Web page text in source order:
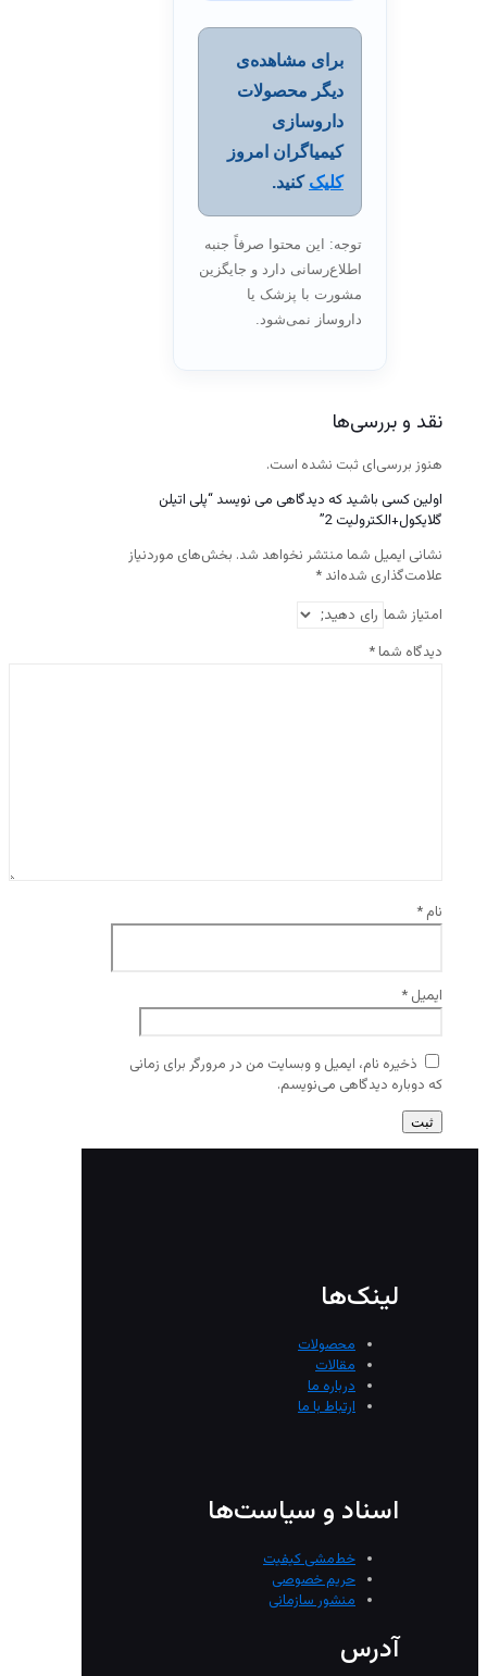
برای مشاهده‌ی
دیگر محصولات
داروسازی
کیمیاگران امروز
کلیک کنید.
توجه: این محتوا صرفاً جنبه
اطلاع‌رسانی دارد و جایگزین
مشورت با پزشک یا
داروساز نمی‌شود.
نقد و بررسی‌ها
هنوز بررسی‌ای ثبت نشده است.
اولین کسی باشید که دیدگاهی می نویسد “پلی اتیلن
گلایکول+الکترولیت 2”
نشانی ایمیل شما منتشر نخواهد شد. بخش‌های موردنیاز
علامت‌گذاری شده‌اند *
امتیاز شما
دیدگاه شما *
نام *
ایمیل *
ذخیره نام، ایمیل و وبسایت من در مرورگر برای زمانی
که دوباره دیدگاهی می‌نویسم.
لینک‌ها
محصولات
مقالات
درباره ما
ارتباط با ما
اسناد و سیاست‌ها
خط‌مشی کیفیت
حریم خصوصی
منشور سازمانی
آدرس